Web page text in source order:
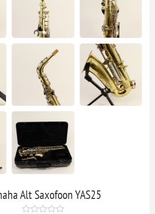
Alt Saxofoon YAS25